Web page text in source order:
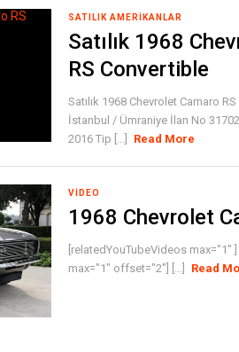
SATILIK AMERIKANLAR
Satılık 1968
RS Convertible
Satılık 1968 Chevrolet Camaro
İstanbul / Ümraniye İlan No
2016 Tip [...]
Read More
VIDEO
1968 Chevrolet
[relatedYouTubeVideos max="1"
max="1" offset="2"] [...]
Read